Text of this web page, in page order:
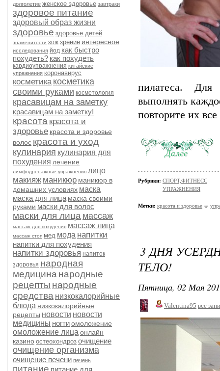
долголетие женское здоровье завтраки
здоровое питание
здоровый образ жизни
здоровье здоровье детей
знаменитости зож зрение интересное
исследования йод как быстро
похудеть? как похудеть
кардиоупражнения китайские
упражнения коронавирус
косметика косметика
своими руками косметология
красавицам на заметку
красавицам на заметку!
красота красота и
здоровье красота и здоровье
волос красота и уход
кулинария кулинария для
похудения лечение
лимфодренажные упражнения лицо
макияж маникюр маникюр в
домашних условиях маска
маска для лица маска своими
руками маски для волос
маски для лица массаж
массаж для похудения массаж лица
массаж стоп мед мода напитки
напитки для похудения
напитки здоровья напиток
здоровья народная
медицина народные
рецепты народные
средства низкокалорийные
блюда низкокалорийные
рецепты новости новости
медицины ногтиомоложение
омоложение лица онлайн
казино остеохондроз очищение
очищение организма
очищение печени печень
питание питание для
пилатеса. Для
выполнять
повторите их
Рубрики: СПОРТ,ФИТНЕСС
УПРАЖНЕНИЯ
Метки: красота и здоровье
3 ДНЯ
ТЕЛО!
Пятница, 02 Мая
Valentina95 все